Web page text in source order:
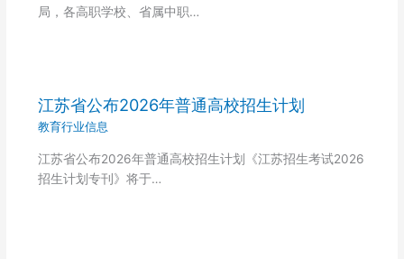
局，各高职学校、省属中职…
江苏省公布2026年普通高校招生计划
教育行业信息
江苏省公布2026年普通高校招生计划《江苏招生考试2026
招生计划专刊》将于…